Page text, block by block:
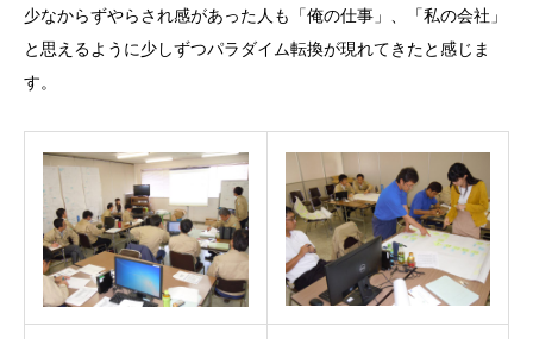
少なからずやらされ感があった人も「俺の仕事」、「私の会社」
と思えるように少しずつパラダイム転換が現れてきたと感じま
す。